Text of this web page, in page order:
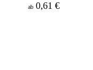
ab 0,61 €